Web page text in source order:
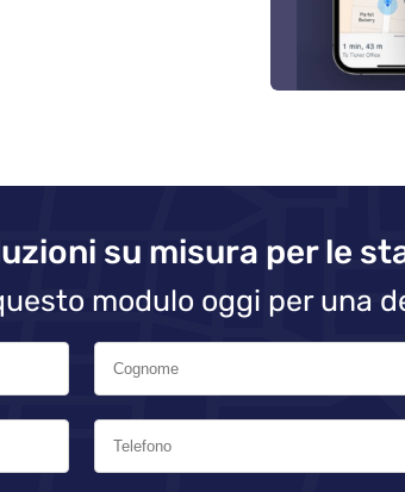
su misura per le
modulo oggi per una